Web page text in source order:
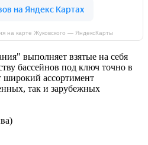
на карте Жуковского — ЯндексКарты
выполняет взятые на себя
бассейнов под ключ точно в
широкий ассортимент
так и зарубежных